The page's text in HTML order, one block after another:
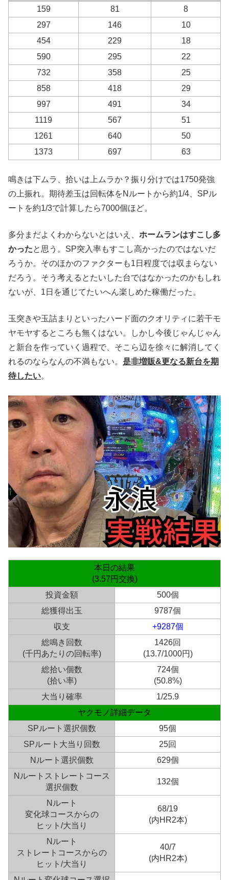
159
81
8
297
146
10
454
229
18
590
295
22
732
358
25
858
418
29
997
491
34
1119
567
51
1261
640
50
1373
697 63
鳴きは下ムラ、拾いは上ムラか？振り分けでは1750発強
の上振れ。期待差玉は回転体をNルートから約1/4、SPル
ートを約1/3で計算したら7000個ほど。
多分まだよくわからないとはいえ、 ホームランはすこし多
かったと思う。SP突入率もすこし高かったのではないだ
ろうか。そのほかのファクターも1日程度では収まらない
だろう。そう考えるとたいした台ではなかったのかもしれ
ないが、1日を通じてたいへん楽しめた稼働だった。
玉突きや玉詰まりといったハード面のクオリティに若干モ
ヤモヤするところも無くはない。しかし今後じゃんじゃん
と新台を作っていく過程で、そこら辺を徐々に解消してく
れるのならなんの不満もない。 是非増販&更なる新台を期
待したい。
本日の結果
(3.57円交換)
投資金額
500個
総獲得出玉
9787個
収支
+9287個
総鳴き回数
(千円あたりの回転率)
1426回
(13.7/1000円)
総拾い個数
(拾い率)
724個
(50.8%)
大当り確率
1/25.9
ヤクモノ詳細データ
SPルート選択個数
95個
SPルート大当り回数
25回
Nルート選択個数
629個
Nルートストレートコース
選択個数
132個
Nルート
変化球コースからの
ヒット/大当り
68/19
(内HR2本)
Nルート
ストレートコースからの
ヒット/大当り
40/7
(内HR2本)